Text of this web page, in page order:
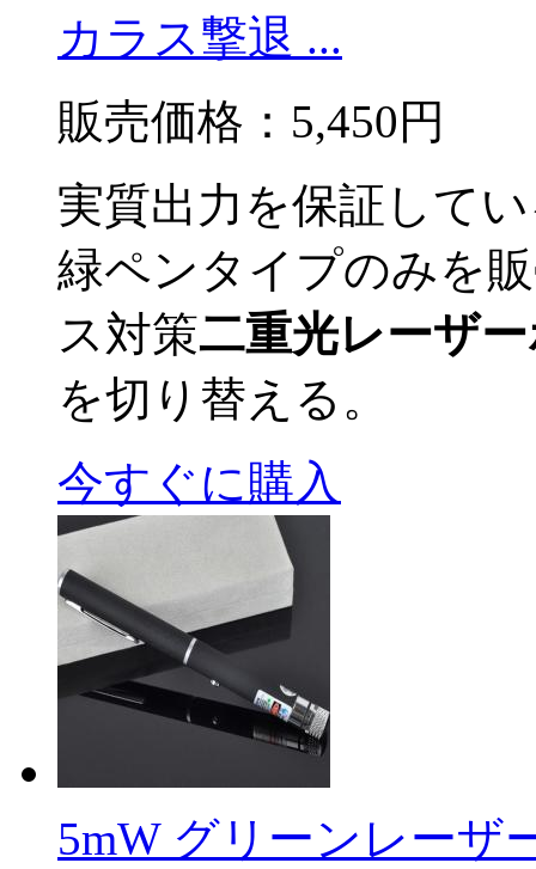
カラス撃退 ...
販売価格： 5,450円
実質出力を保証して
緑ペンタイプのみを
ス対策二重光レーザ
を切り替える。
今すぐに購入
5mW グリーンレーザ